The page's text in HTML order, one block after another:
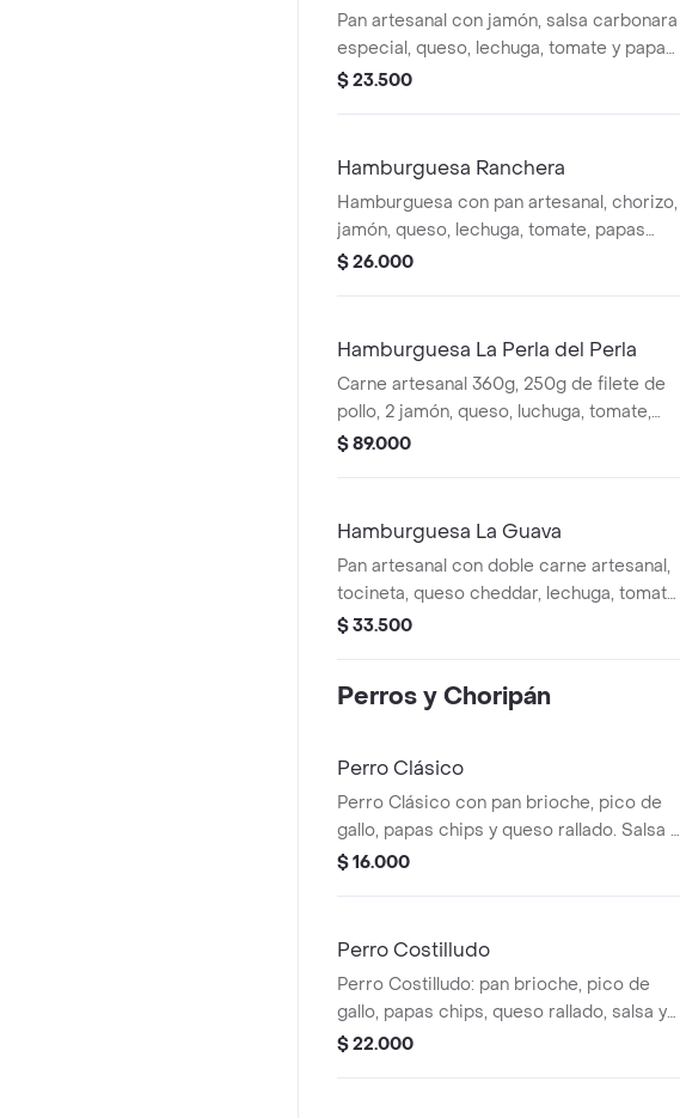
Pan artesanal con jamón, salsa carbonara
especial, queso, lechuga, tomate y papas
chips. salsa y proteina a elegir.
$ 23.500
Hamburguesa Ranchera
Hamburguesa con pan artesanal, chorizo,
jamón, queso, lechuga, tomate, papas
chips y salsa. Proteína a elegir.
$ 26.000
Hamburguesa La Perla del Perla
Carne artesanal 360g, 250g de filete de
pollo, 2 jamón, queso, luchuga, tomate,
papas chips salsa y proteina a elegir.
$ 89.000
Hamburguesa La Guava
Pan artesanal con doble carne artesanal,
tocineta, queso cheddar, lechuga, tomate,
salsa guava, salsa chipotle
$ 33.500
Perros y Choripán
Perro Clásico
Perro Clásico con pan brioche, pico de
gallo, papas chips y queso rallado. Salsa y
proteína a elegir.
$ 16.000
Perro Costilludo
Perro Costilludo: pan brioche, pico de
gallo, papas chips, queso rallado, salsa y
proteína a elegir.
$ 22.000